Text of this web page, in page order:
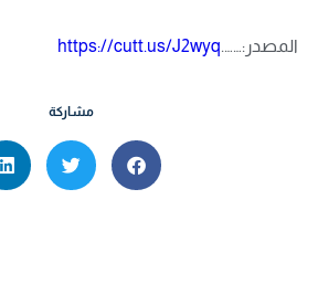
المصدر:…….https://cutt.us/J2wyq
مشاركة